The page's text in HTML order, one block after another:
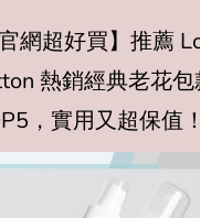
官網超好買】推薦
熱銷經典老花包
，實用又超保值！